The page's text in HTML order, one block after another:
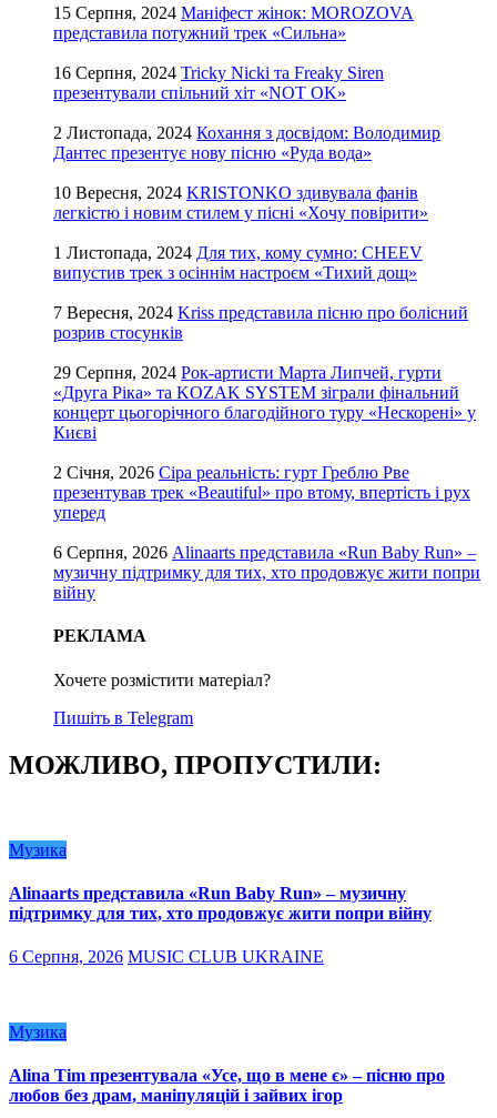
15 Серпня, 2024 Маніфест жінок: MOROZOVA
представила потужний трек «Сильна»
16 Серпня, 2024 Tricky Nicki та Freaky Siren
презентували спільний хіт «NOT OK»
2 Листопада, 2024 Кохання з досвідом: Володимир
Дантес презентує нову пісню «Руда вода»
10 Вересня, 2024 KRISTONKO здивувала фанів
легкістю і новим стилем у пісні «Хочу повірити»
1 Листопада, 2024 Для тих, кому сумно: CHEEV
випустив трек з осіннім настроєм «Тихий дощ»
7 Вересня, 2024 Kriss представила пісню про болісний
розрив стосунків
29 Серпня, 2024 Рок-артисти Марта Липчей, гурти
«Друга Ріка» та KOZAK SYSTEM зіграли фінальний
концерт цьогорічного благодійного туру «Нескорені» у
Києві
2 Січня, 2026 Сіра реальність: гурт Греблю Рве
презентував трек «Beautiful» про втому, впертість і рух
уперед
6 Серпня, 2026 Alinaarts представила «Run Baby Run» –
музичну підтримку для тих, хто продовжує жити попри
війну
РЕКЛАМА
Хочете розмістити матеріал?
Пишіть в Telegram
МОЖЛИВО, ПРОПУСТИЛИ:
Музика
Alinaarts представила «Run Baby Run» – музичну
підтримку для тих, хто продовжує жити попри війну
6 Серпня, 2026 MUSIC CLUB UKRAINE
Музика
Alina Tim презентувала «Усе, що в мене є» – пісню про
любов без драм, маніпуляцій і зайвих ігор